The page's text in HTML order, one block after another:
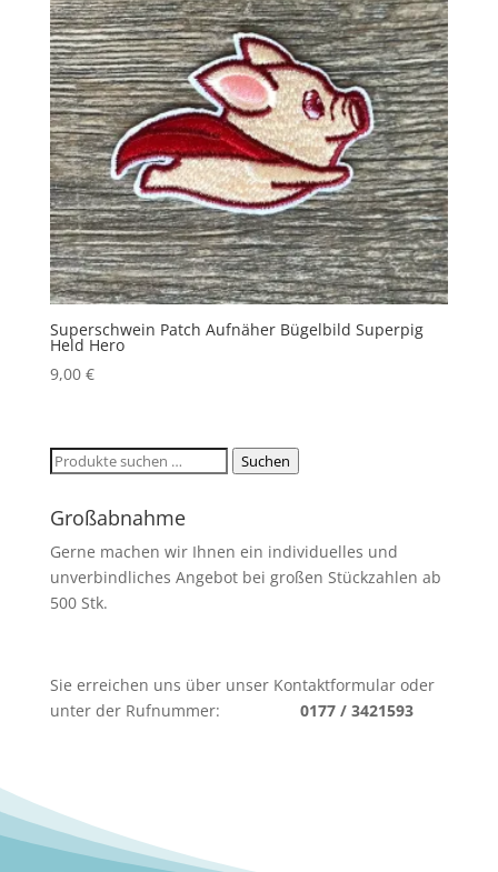
Superschwein Patch Aufnäher Bügelbild Superpig
Held Hero
9,00 €
Suchen
Suchen
Großabnahme
Gerne machen wir Ihnen ein individuelles und
unverbindliches Angebot bei großen Stückzahlen ab
500 Stk.
Sie erreichen uns über unser Kontaktformular oder
unter der Rufnummer: 0177 / 3421593